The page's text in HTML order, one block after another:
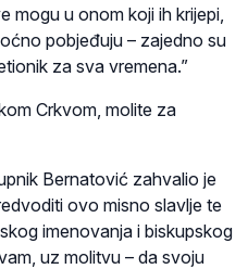
mogu u onom koji ih krijepi,
pobjeđuju – zajedno su
za sva vremena.”
Crkvom, molite za
Bernatović zahvalio je
ovo misno slavlje te
imenovanja i biskupskog
uz molitvu – da svoju